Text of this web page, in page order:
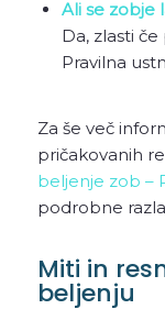
Ali se zobje
Da, zlasti
Pravilna
Za še več
pričakovanih
beljenje zob –
podrobne
Miti in
beljenju